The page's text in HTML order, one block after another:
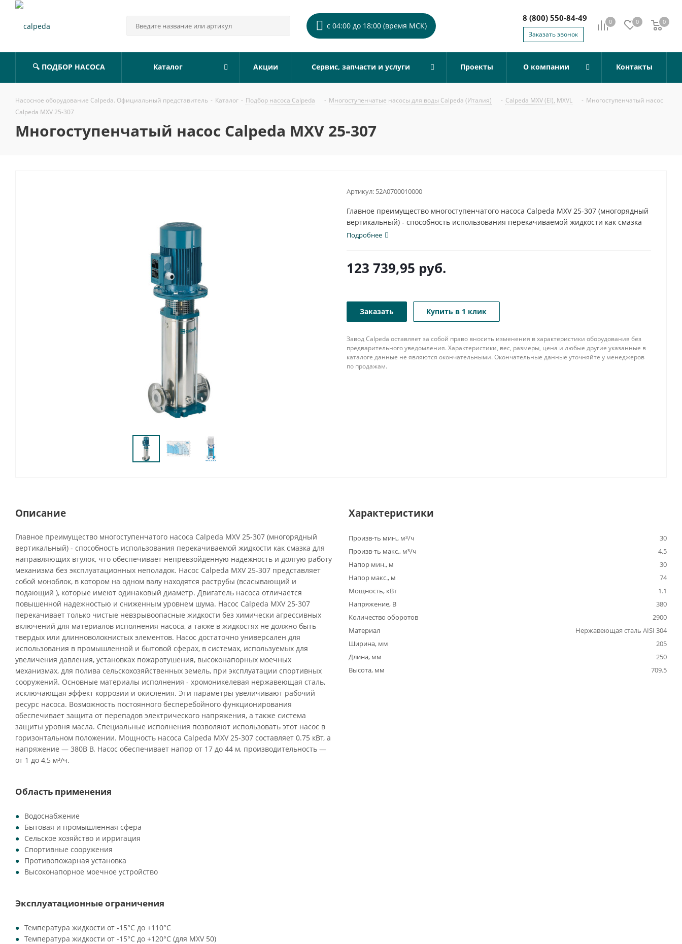
с 04:00 до 18:00 (время МСК) 0 0 0
0
8 (800) 550-84-49
Заказать звонок
🔍 ПОДБОР НАСОСА Каталог Акции Сервис, запчасти и услуги Проекты О компании Контакты
Насосное оборудование Calpeda. Официальный представитель - Каталог - Подбор насоса Calpeda - Многоступенчатые насосы для воды Calpeda (Италия) - Calpeda MXV (EI), MXVL - Многоступенчатый насос
Calpeda MXV 25-307
Многоступенчатый насос Calpeda MXV 25-307
Артикул: 52A0700010000
Главное преимущество многоступенчатого насоса Calpeda MXV 25-307 (многорядный
вертикальный) - способность использования перекачиваемой жидкости как смазка
для...
Подробнее
123 739,95 руб.
Заказать Купить в 1 клик
Завод Calpeda оставляет за собой право вносить изменения в характеристики оборудования без
предварительного уведомления. Характеристики, вес, размеры, цена и любые другие указанные в
каталоге данные не являются окончательными. Окончательные данные уточняйте у менеджеров
по продажам.
Описание
Главное преимущество многоступенчатого насоса Calpeda MXV 25-307 (многорядный
вертикальный) - способность использования перекачиваемой жидкости как смазка для
направляющих втулок, что обеспечивает непревзойденную надежность и долгую работу
механизма без эксплуатационных неполадок. Насос Calpeda MXV 25-307 представляет
собой моноблок, в котором на одном валу находятся раструбы (всасывающий и
подающий ), которые имеют одинаковый диаметр. Двигатель насоса отличается
повышенной надежностью и сниженным уровнем шума. Насос Calpeda MXV 25-307
перекачивает только чистые невзрывоопасные жидкости без химически агрессивных
включений для материалов исполнения насоса, а также в жидкостях не должно быть
твердых или длинноволокнистых элементов. Насос достаточно универсален для
использования в промышленной и бытовой сферах, в системах, используемых для
увеличения давления, установках пожаротушения, высоконапорных моечных
механизмах, для полива сельскохозяйственных земель, при эксплуатации спортивных
сооружений. Основные материалы исполнения - хромоникелевая нержавеющая сталь,
исключающая эффект коррозии и окисления. Эти параметры увеличивают рабочий
ресурс насоса. Возможность постоянного бесперебойного функционирования
обеспечивает защита от перепадов электрического напряжения, а также система
защиты уровня масла. Специальные исполнения позволяют использовать этот насос в
горизонтальном положении. Мощность насоса Calpeda MXV 25-307 составляет 0.75 кВт, а
напряжение — 380В В. Насос обеспечивает напор от 17 до 44 м, производительность —
от 1 до 4,5 м³/ч.
Область применения
Водоснабжение
Бытовая и промышленная сфера
Сельское хозяйство и ирригация
Спортивные сооружения
Противопожарная установка
Высоконапорное моечное устройство
Эксплуатационные ограничения
Температура жидкости от -15°C до +110°C
Температура жидкости от -15°C до +120°C (для MXV 50)
Характеристики
Произв-ть мин., м³/ч
30
Произв-ть макс., м³/ч
4.5
Напор мин., м
30
Напор макс., м
74
Мощность, кВт
1.1
Напряжение, В
380
Количество оборотов
2900
Материал
Нержавеющая сталь AISI 304
Ширина, мм
205
Длина, мм
250
Высота, мм
709.5